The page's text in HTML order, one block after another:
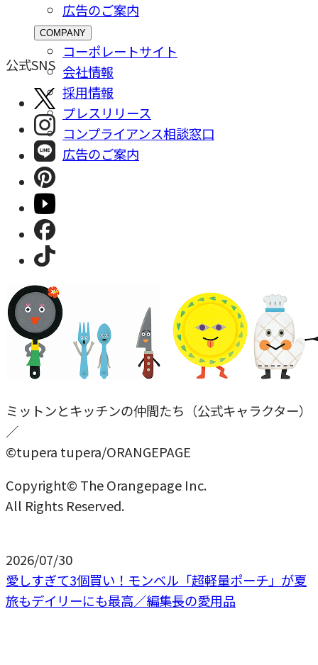
広告のご案内
COMPANY
コーポレートサイト
会社情報
採⽤情報
プレスリリース
コンプライアンス相談窓⼝
広告のご案内
公式SNS
ミットンとキッチンの仲間たち（公式キャラクター）
／
©tupera tupera/ORANGEPAGE
Copyright© The Orangepage Inc.
All Rights Reserved.
2026/07/30
愛しすぎて3個買い！モンベル「超軽量ポーチ」が夏
旅もデイリーにも最高／編集長の愛用品